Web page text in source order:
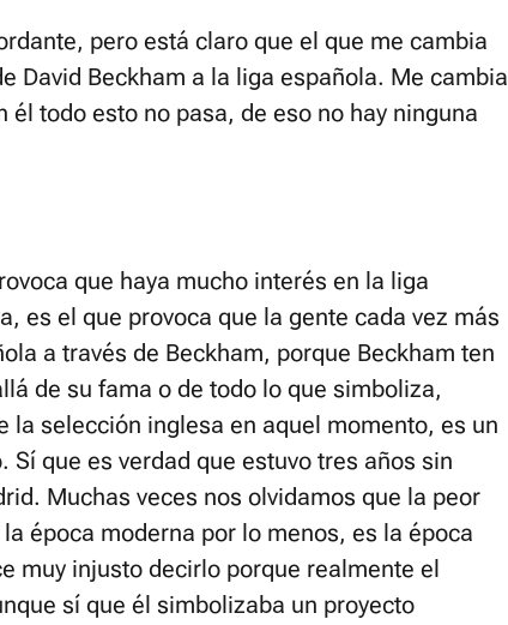
pero está claro que el que me cambia
David Beckham a la liga española. Me cambia
él todo esto no pasa, de eso no hay ninguna
que haya mucho interés en la liga
es el que provoca que la gente cada vez más
a través de Beckham, porque Beckham ten
de su fama o de todo lo que simboliza,
la selección inglesa en aquel momento, es un
que es verdad que estuvo tres años sin
Muchas veces nos olvidamos que la peor
época moderna por lo menos, es la época
muy injusto decirlo porque realmente el
sí que él simbolizaba un proyecto